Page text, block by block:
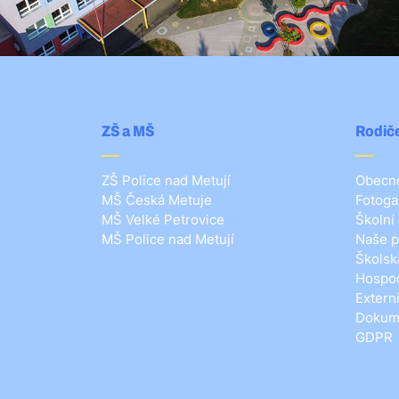
ZŠ a MŠ
ZŠ Police nad Metují
MŠ Česká Metuje
MŠ Velké Petrovice
MŠ Police nad Metují
Školní
Naše
GDPR